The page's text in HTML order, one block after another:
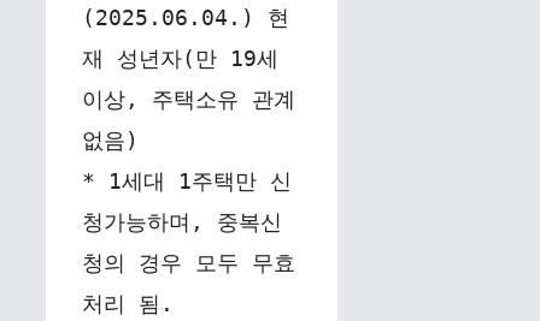
(2025.06.04.) 현
재 성년자(만 19세
이상, 주택소유 관계
없음)
* 1세대 1주택만 신
청가능하며, 중복신
청의 경우 모두 무효
처리 됨.